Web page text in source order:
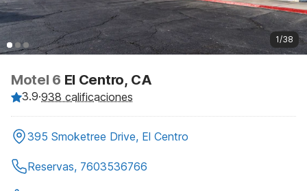
1/38
Motel 6 El Centro, CA
3.9·938 calificaciones
395 Smoketree Drive, El Centro
Reservas, 7603536766